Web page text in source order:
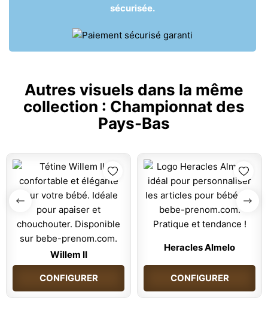
sécurisée.
Autres visuels dans la même
collection : Championnat des
Pays-Bas
Willem II
CONFIGURER
Heracles Almelo
CONFIGURER